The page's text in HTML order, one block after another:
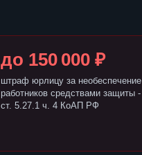
до 150 000 ₽
штраф юрлицу за необеспечение
работников средствами защиты -
ст. 5.27.1 ч. 4 КоАП РФ